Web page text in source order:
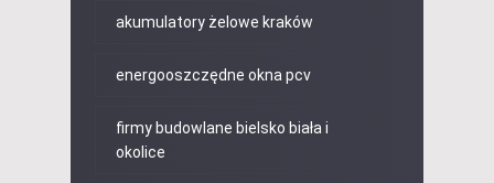
akumulatory żelowe kraków
energooszczędne okna pcv
firmy budowlane bielsko biała i
okolice